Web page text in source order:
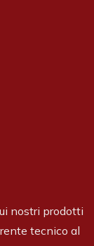
nostri prodotti
tecnico al